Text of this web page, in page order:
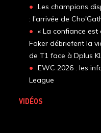
Les champions
: l'arrivée de
« La confiance
Faker débriefent la
de T1 face à Dplus
EWC 2026 : les
League
VIDÉOS